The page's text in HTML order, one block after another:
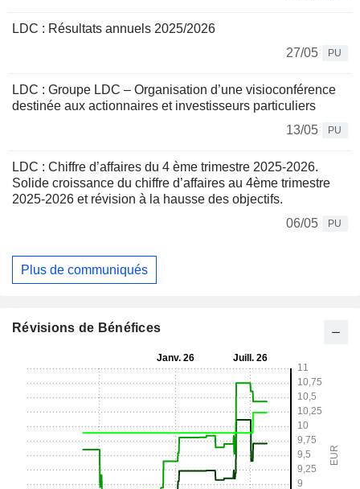
LDC : Résultats annuels 2025/2026
27/05
PU
LDC : Groupe LDC – Organisation d’une visioconférence
destinée aux actionnaires et investisseurs particuliers
13/05
PU
LDC : Chiffre d’affaires du 4 ème trimestre 2025-2026.
Solide croissance du chiffre d’affaires au 4ème trimestre
2025-2026 et révision à la hausse des objectifs.
06/05
PU
Plus de communiqués
Révisions de Bénéfices